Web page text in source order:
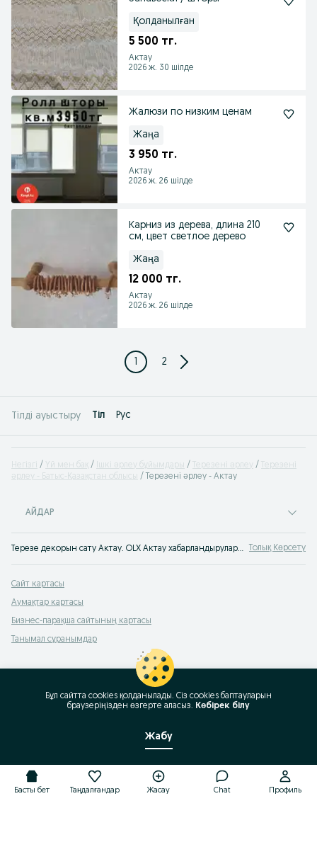
Қолданылған
5 500 тг.
Актау
2026 ж. 30 шілде
Жалюзи по низким ценам
Жаңа
3 950 тг.
Актау
2026 ж. 26 шілде
Карниз из дерева, длина 210
см, цвет светлое дерево
Жаңа
12 000 тг.
Актау
2026 ж. 26 шілде
1 2
Тілді ауыстыру Tіл Рус
Негізгі Үй мен бақ Ішкі əрлеу бұйымдары Терезені əрлеу
Терезені
əрлеу - Батыс-Қазақстан облысы
Терезені əрлеу - Актау
АЙДАР
Терезе декорын сату Актау. OLX Актау хабарландырулар cервисінен қолданылған терезе декорын жеңіл де тез сатып алуға болады. Интерьердің тек үздік заттарын OLX Қазақстаннан сатып ал Толық Көрсету
Сайт картасы
Аумақтар картасы
Бизнес-парақша сайтының картасы
Танымал сұранымдар
Басты бет Таңдалғандар Жасау Chat Профиль
Бұл сайтта cookies қолданылады. Сіз cookies баптауларын
браузеріңізден өзгерте аласыз. Көбірек білу
Жабу